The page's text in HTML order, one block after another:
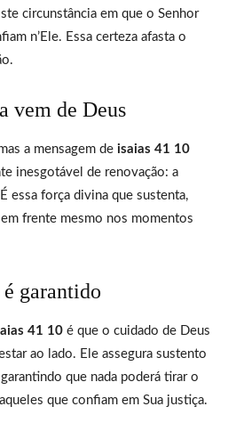
circunstância em que o Senhor
n’Ele. Essa certeza afasta o
vem de Deus
a mensagem de isaias 41 10
inesgotável de renovação: a
essa força divina que sustenta,
frente mesmo nos momentos
garantido
41 10é que o cuidado de Deus
ao lado. Ele assegura sustento
que nada poderá tirar o
que confiam em Sua justiça.